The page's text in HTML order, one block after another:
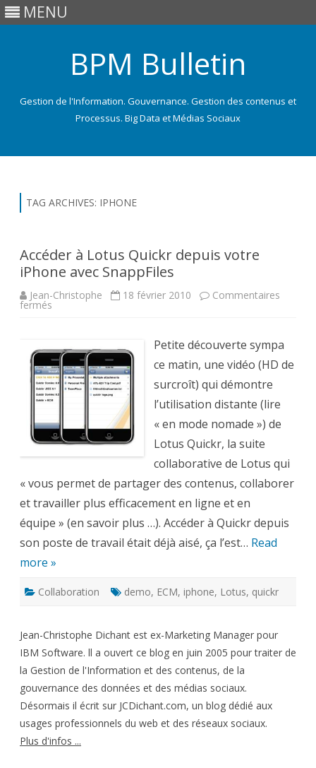
MENU
BPM Bulletin
Gestion de l'Information. Gouvernance. Gestion des contenus et
Processus. Big Data et Médias Sociaux
TAG ARCHIVES: IPHONE
Accéder à Lotus Quickr depuis votre
iPhone avec SnappFiles
Jean-Christophe 18 février 2010 Commentaires
fermés
depuis
votre
iPhone
avec
SnappFiles
Petite découverte sympa
ce matin, une vidéo (HD de
surcroît) qui démontre
l’utilisation distante (lire
« en mode nomade ») de
Lotus Quickr, la suite
collaborative de Lotus qui
« vous permet de partager des contenus, collaborer
et travailler plus efficacement en ligne et en
équipe » (en savoir plus …). Accéder à Quickr depuis
son poste de travail était déjà aisé, ça l’est… Read
more »
Collaboration demo, ECM, iphone, Lotus, quickr
Jean-Christophe Dichant est ex-Marketing Manager pour
IBM Software. ll a ouvert ce blog en juin 2005 pour traiter de
la Gestion de l'Information et des contenus, de la
gouvernance des données et des médias sociaux.
Désormais il écrit sur JCDichant.com, un blog dédié aux
usages professionnels du web et des réseaux sociaux.
Plus d'infos ...